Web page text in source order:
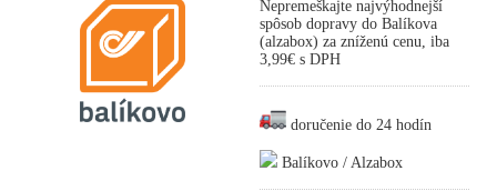
Nepremeškajte najvýhodnejší
spôsob dopravy do Balíkova
(alzabox) za zníženú cenu, iba
3,99€ s DPH
doručenie do 24 hodín
Balíkovo / Alzabox